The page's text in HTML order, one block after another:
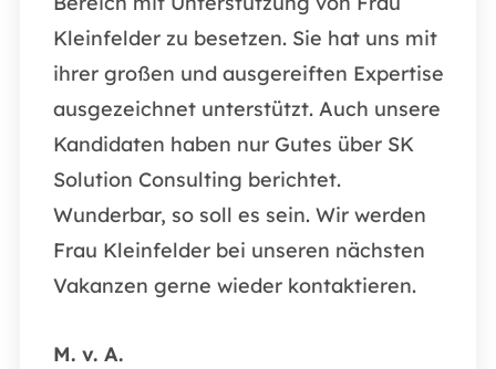
Kleinfelder zu besetzen. Sie hat uns mit
ihrer großen und ausgereiften Expertise
ausgezeichnet unterstützt. Auch unsere
Kandidaten haben nur Gutes über SK
Solution Consulting berichtet.
Wunderbar, so soll es sein. Wir werden
Frau Kleinfelder bei unseren nächsten
Vakanzen gerne wieder kontaktieren.
M. v. A.